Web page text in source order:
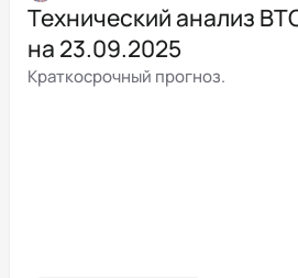
Технический анализ
на 23.09.2025
Краткосрочный прогноз.